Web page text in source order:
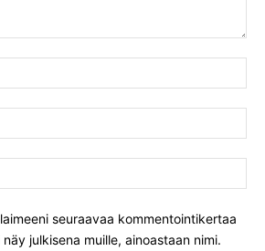
seuraavaa kommentointikertaa
julkisena muille, ainoastaan nimi.